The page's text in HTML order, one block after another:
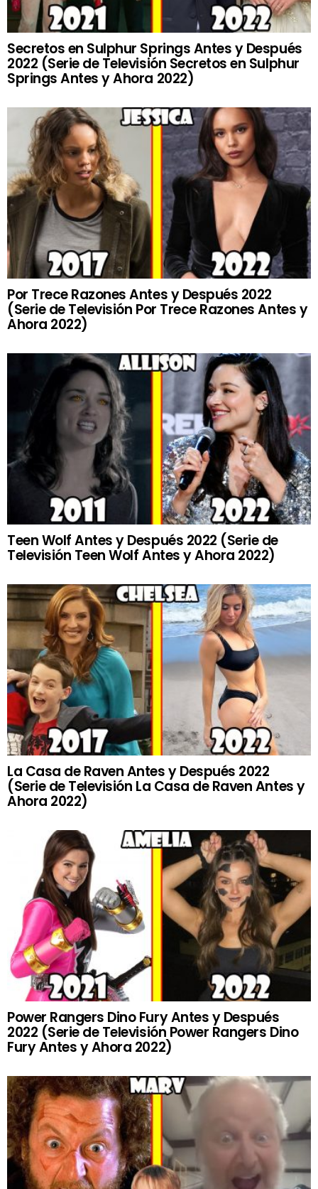
Secretos en Sulphur Springs Antes y Después
2022 (Serie de Televisión Secretos en Sulphur
Springs Antes y Ahora 2022)
Por Trece Razones Antes y Después 2022
(Serie de Televisión Por Trece Razones Antes y
Ahora 2022)
Teen Wolf Antes y Después 2022 (Serie de
Televisión Teen Wolf Antes y Ahora 2022)
La Casa de Raven Antes y Después 2022
(Serie de Televisión La Casa de Raven Antes y
Ahora 2022)
Power Rangers Dino Fury Antes y Después
2022 (Serie de Televisión Power Rangers Dino
Fury Antes y Ahora 2022)